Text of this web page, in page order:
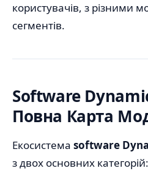
користувачів, з різними
сегментів.
Software
Повна Карта
Екосистема software
з двох основних